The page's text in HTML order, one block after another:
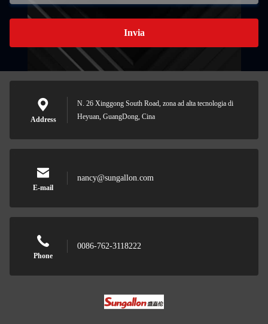
Invia
Address
N. 26 Xinggong South Road, zona ad alta tecnologia di
Heyuan, GuangDong, Cina
E-mail
nancy@sungallon.com
Phone
0086-762-3118222